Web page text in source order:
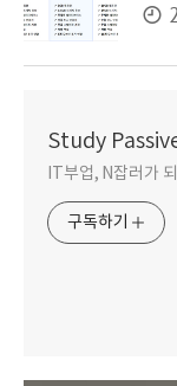
Study
IT부업, N잡러가
구독하기